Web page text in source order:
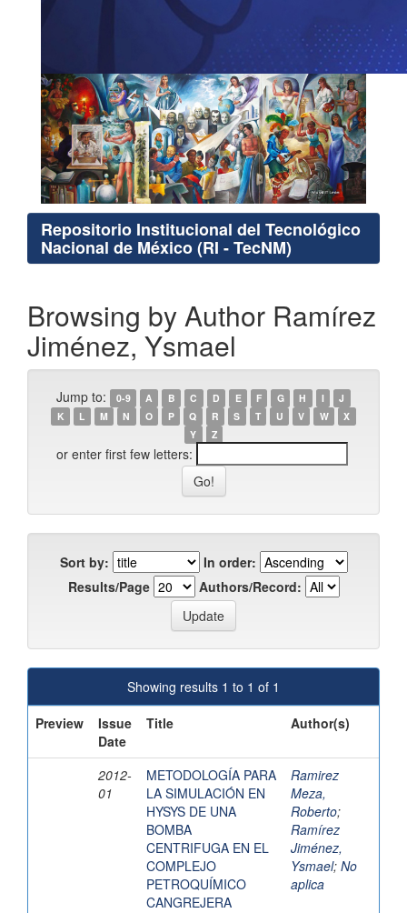
Repositorio Institucional del Tecnológico
Nacional de México (RI - TecNM)
Browsing by Author Ramírez
Jiménez, Ysmael
Jump to: 0-9 A B C D E F G H I
J
K
L M N O P Q R S T U V W
X
Y
Z
or enter first few letters:
Sort by:
In order:
Results/Page
Authors/Record:
Showing results 1 to 1 of 1
Preview
Issue
Date
Title Author(s)
2012-
01
METODOLOGÍA PARA
LA SIMULACIÓN EN
HYSYS DE UNA
BOMBA
CENTRIFUGA EN EL
COMPLEJO
PETROQUÍMICO
CANGREJERA
Ramirez
Meza,
Roberto;
Ramírez
Jiménez,
Ysmael; No
aplica